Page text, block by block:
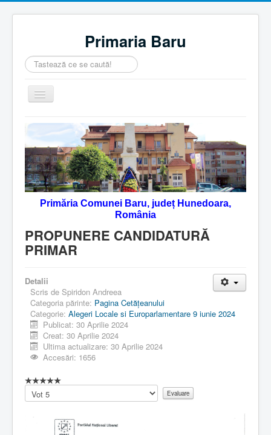
Primaria Baru
Căutare
...
Comută
navigarea
Home
Despre noi
Noutăţi
Contact
Servicii Online
Primăria Comunei Baru, județ Hunedoara,
România
PROPUNERE CANDIDATURĂ
PRIMAR
Detalii
Scris de Spiridon Andreea
Categoria părinte: Pagina Cetăţeanului
Categorie: Alegeri Locale si Europarlamentare 9 iunie 2024
Publicat: 30 Aprilie 2024
Creat: 30 Aprilie 2024
Ultima actualizare: 30 Aprilie 2024
Accesări: 1656
Vă
rugăm